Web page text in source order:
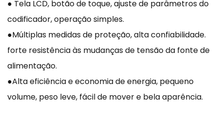
● Tela LCD, botão de toque, ajuste de parâmetros do
codificador, operação simples.
●Múltiplas medidas de proteção, alta confiabilidade.
forte resistência às mudanças de tensão da fonte de
alimentação.
●Alta eficiência e economia de energia, pequeno
volume, peso leve, fácil de mover e bela aparência.